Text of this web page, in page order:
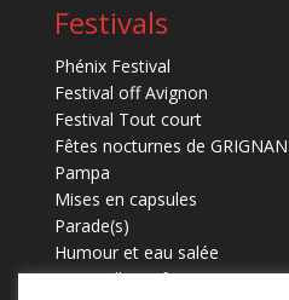
Festivals
Phénix Festival
Festival off Avignon
Festival Tout court
Fêtes nocturnes de GRIGNAN
Pampa
Mises en capsules
Parade(s)
Humour et eau salée
Marmaille en fugues